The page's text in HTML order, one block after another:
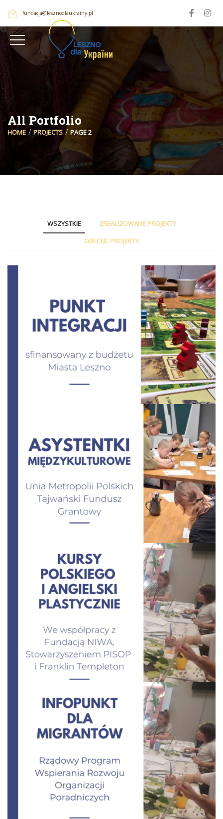
fundacja@lesznodlaukrainy.pl
All Portfolio
HOME PROJECTS PAGE 2
WSZYSTKIE
ZREALIZOWANE PROJEKTY
OBECNE PROJEKTY